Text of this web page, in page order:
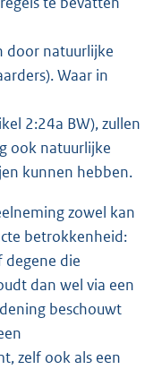
door natuurlijke
Waar in
2:24a BW), zullen
ook natuurlijke
kunnen hebben.
zowel kan
betrokkenheid:
die
dan wel via een
beschouwt
zelf ook als een